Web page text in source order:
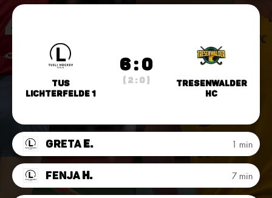
TuS
Lichterfelde 1
6 : 0
( 2 : 0 )
Tresenwalder
HC
GretaE. 1 min
FenjaH. 7 min